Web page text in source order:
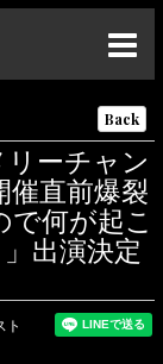
Back
リーチャン
催直前爆裂
で何が起こ
出演決定